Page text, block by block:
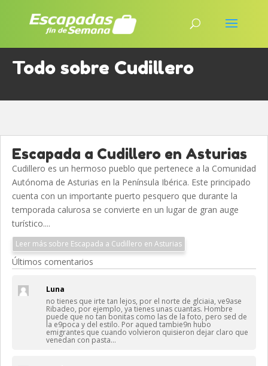
Todo sobre Cudillero
Escapada a Cudillero en Asturias
Cudillero es un hermoso pueblo que pertenece a la Comunidad
Autónoma de Asturias en la Península Ibérica. Este principado
cuenta con un importante puerto pesquero que durante la
temporada calurosa se convierte en un lugar de gran auge
turístico....
Leer más sobre Escapada a Cudillero en Asturias
Últimos comentarios
Luna
no tienes que irte tan lejos, por el norte de glciaia, ve9ase
Ribadeo, por ejemplo, ya tienes unas cuantas. Hombre
puede que no tan bonitas como las de la foto, pero sed de
la e9poca y del estilo. Por aqued tambie9n hubo
emigrantes que cuando volvieron quisieron dejar claro que
venedan con pasta…